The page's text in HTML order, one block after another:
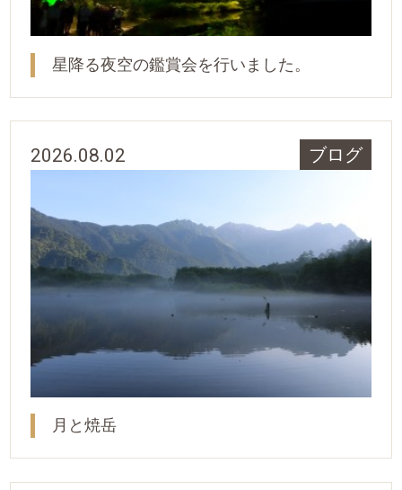
星降る夜空の鑑賞会を行いました。
2026.08.02 ブログ
月と焼岳